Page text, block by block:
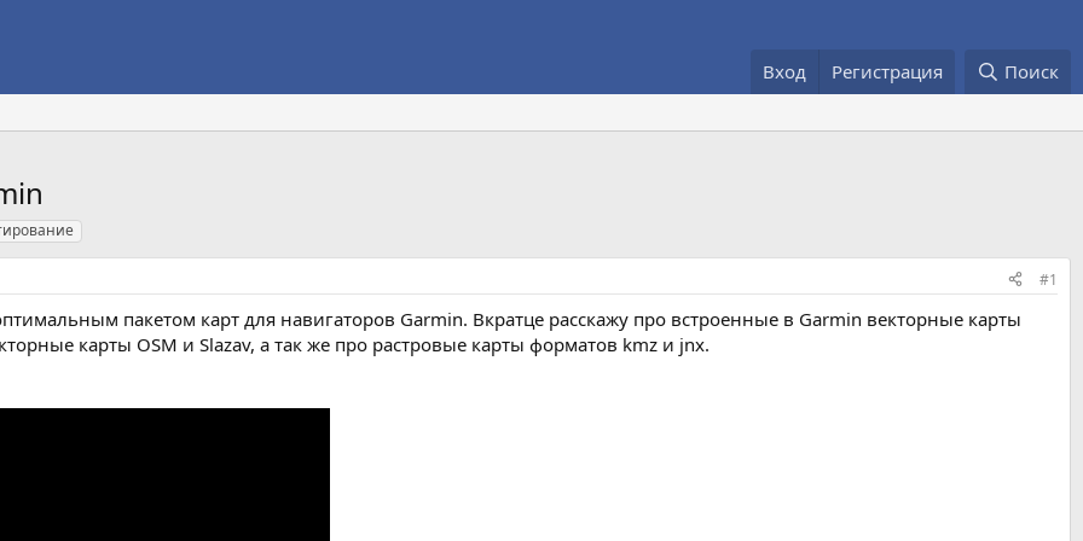
Вход Регистрация Поиск
#1
пакетом карт для навигаторов Garmin. Вкратце расскажу про встроенные в Garmin векторные карты
карты OSM и Slazav, а так же про растровые карты форматов kmz и jnx.